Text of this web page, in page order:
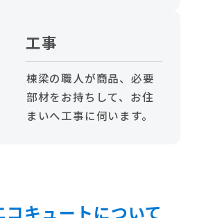
工事
棟梁の職人が商品、必要
部材をお持ちして、お住
まいへ工事に伺います。
キュートについて